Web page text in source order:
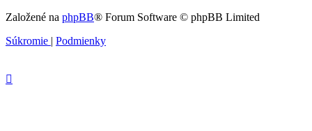
Založené na phpBB® Forum Software © phpBB Limited
Súkromie | Podmienky